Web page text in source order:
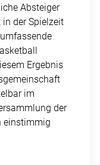
Absteiger
in der Spielzeit
Ergebnis
im
der
einstimmig